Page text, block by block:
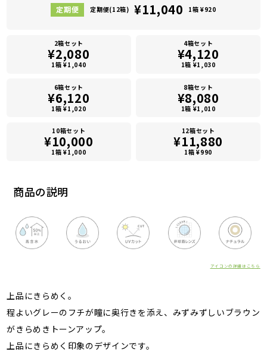
商品の説明
アイコンの詳細はこちら
上品にきらめく。
程よいグレーのフチが瞳に奥行きを添え、みずみずしいブラウン
がきらめきトーンアップ。
上品にきらめく印象のデザインです。
定期便(12箱) ¥11,040 1箱 ¥920
2箱セット
¥2,080
1箱 ¥1,040
4箱セット
¥4,120
1箱 ¥1,030
6箱セット
¥6,120
1箱 ¥1,020
8箱セット
¥8,080
1箱 ¥1,010
10箱セット
¥10,000
1箱 ¥1,000
12箱セット
¥11,880
1箱 ¥990